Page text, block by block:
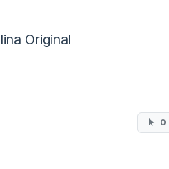
Original
0